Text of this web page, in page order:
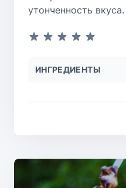
утонченность вкуса.
ИНГРЕДИЕНТЫ